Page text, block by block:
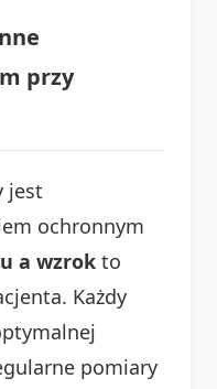
przy
jest
ochronnym
a wzrok to
Każdy
pomiary